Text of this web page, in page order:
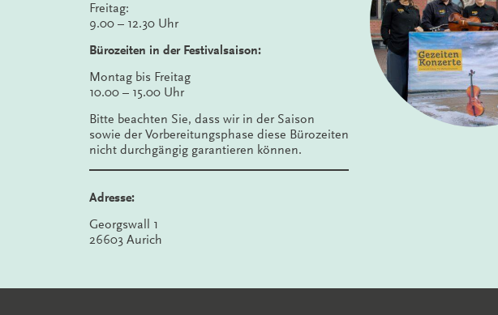
Freitag:
9.00 – 12.30 Uhr
Bürozeiten in der Festivalsaison:
Montag bis Freitag
10.00 – 15.00 Uhr
Bitte beachten Sie, dass wir in der Saison
sowie der Vorbereitungsphase diese Bürozeiten
nicht durchgängig garantieren können.
Adresse:
Georgswall 1
26603 Aurich